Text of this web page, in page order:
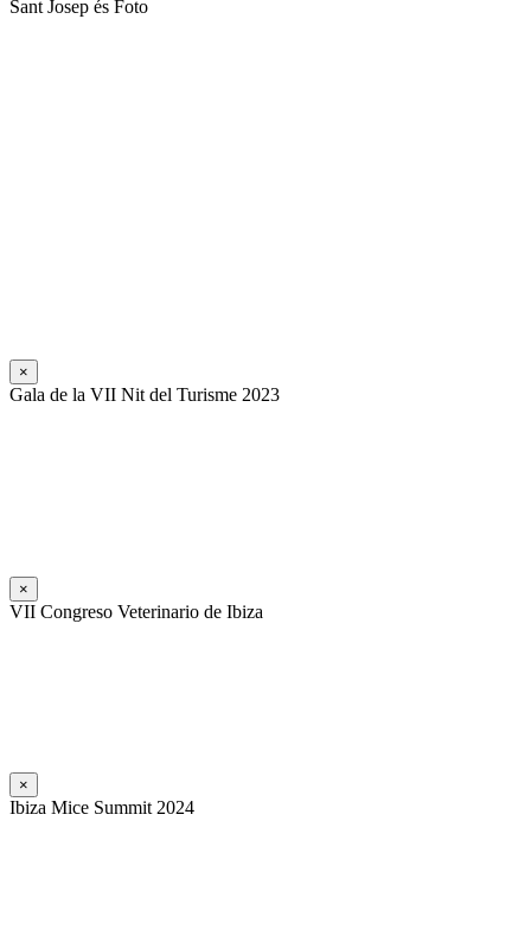
Sant Josep és Foto
×
Gala de la VII Nit del Turisme 2023
×
VII Congreso Veterinario de Ibiza
×
Ibiza Mice Summit 2024